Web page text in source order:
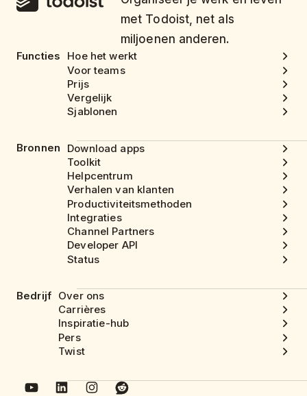
met Todoist, net als
miljoenen anderen.
Functies
Hoe het werkt
Voor teams
Prijs
Vergelijk
Sjablonen
Bronnen
Download apps
Toolkit
Helpcentrum
Verhalen van klanten
Productiviteitsmethoden
Integraties
Channel Partners
Developer API
Status
Bedrijf Over ons
Carrières
Inspiratie-hub
Pers
Twist